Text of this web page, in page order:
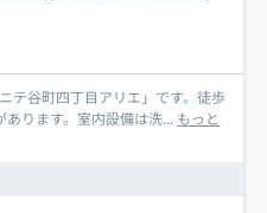
テ谷町四丁目アリエ」です。徒歩
ります。室内設備は洗... もっと